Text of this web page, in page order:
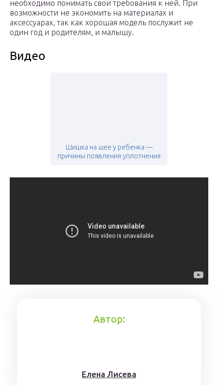
необходимо понимать свои требования к ней. При
возможности не экономить на материалах и
аксессуарах, так как хорошая модель послужит не
один год и родителям, и малышу.
Видео
Шишка на шее у ребенка —
причины появления уплотнения
Автор:
Елена Лисева